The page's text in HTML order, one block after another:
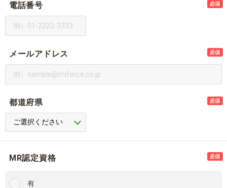
電話番号 必須
メールアドレス 必須
都道府県 必須
MR認定資格 必須
有